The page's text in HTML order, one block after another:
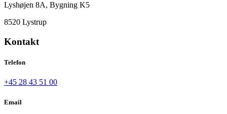
Lyshøjen 8A, Bygning K5
8520 Lystrup
Kontakt
Telefon
+45 28 43 51 00
Email